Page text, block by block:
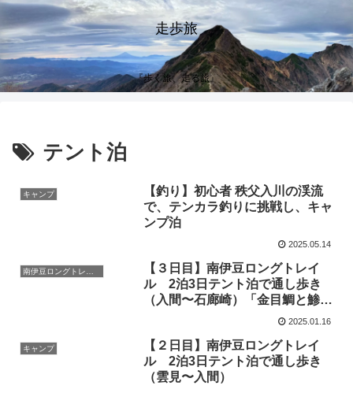
走歩旅
『歩く旅、走る旅』
テント泊
キャンプ
【釣り】初心者 秩父入川の渓流
で、テンカラ釣りに挑戦し、キャ
ンプ泊
2025.05.14
【３日目】南伊豆ロングトレイ
ル 2泊3日テント泊で通し歩き
（入間〜石廊崎）「金目鯛と鯵の
炙り姿寿司」で居酒屋 踊り子号
2025.01.16
キャンプ
【２日目】南伊豆ロングトレイ
ル 2泊3日テント泊で通し歩き
（雲見〜入間）